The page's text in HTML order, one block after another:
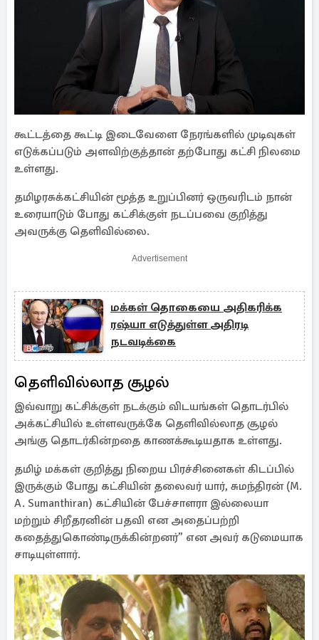
கூட்டத்தை கூட்டி இடைவேளை நேரங்களில் முடிவுகள்
எடுக்கப்படும் அளவிற்குத்தான் தற்போது கட்சி நிலமை
உள்ளது.
தமிழரசுக்கட்சியின் மூத்த உறுப்பினர் ஒருவரிடம் நான்
உரையாடும் போது கட்சிக்குள் நடப்பவை குறித்து
அவருக்கு தெளிவில்லை.
Advertisement
மக்கள் தொகையை அதிகரிக்க
ரஷ்யா எடுத்துள்ள அதிரடி
நடவடிக்கை
தெளிவில்லாத சூழல்
இவ்வாறு கட்சிக்குள் நடக்கும் விடயங்கள் தொடர்பில்
அக்கட்சியில் உள்ளவருக்கே தெளிவில்லாத சூழல்
அங்கு தொடர்கின்றதை காணக்கூடியதாக உள்ளது.
தமிழ் மக்கள் குறித்து நிறைய பிரச்சினைகள் கிடப்பில்
இருக்கும் போது கட்சியின் தலைவர் யார், சுமந்திரன் (M.
A. Sumanthiran) கட்சியின் பேச்சாளரா இல்லையா
மற்றும் சிறீதரனின் பதவி என அதைப்பற்றி
கதைத்துகொண்டிருக்கின்றனர்” என அவர் கடுமையாக
சாடியுள்ளார்.